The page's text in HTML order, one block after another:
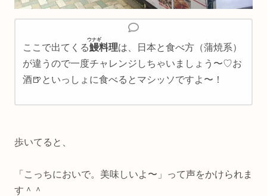
ここで出てくる鰻
ウナギ
料理は、日本と食べ方（蒲焼系）
が違うので一度チャレンジしちゃいましょう〜♡お
酒🍺といっしょに食べるとマシッソですよ〜！
歩いてると、
「こっちにおいで。美味しいよ〜」って声をかけられま
す＾＾